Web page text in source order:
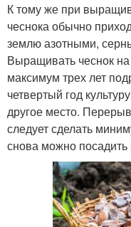
К тому же при
чеснока обычно
землю азотными,
Выращивать чеснок
максимум трех лет
четвертый год
другое место.
следует сделать
снова можно